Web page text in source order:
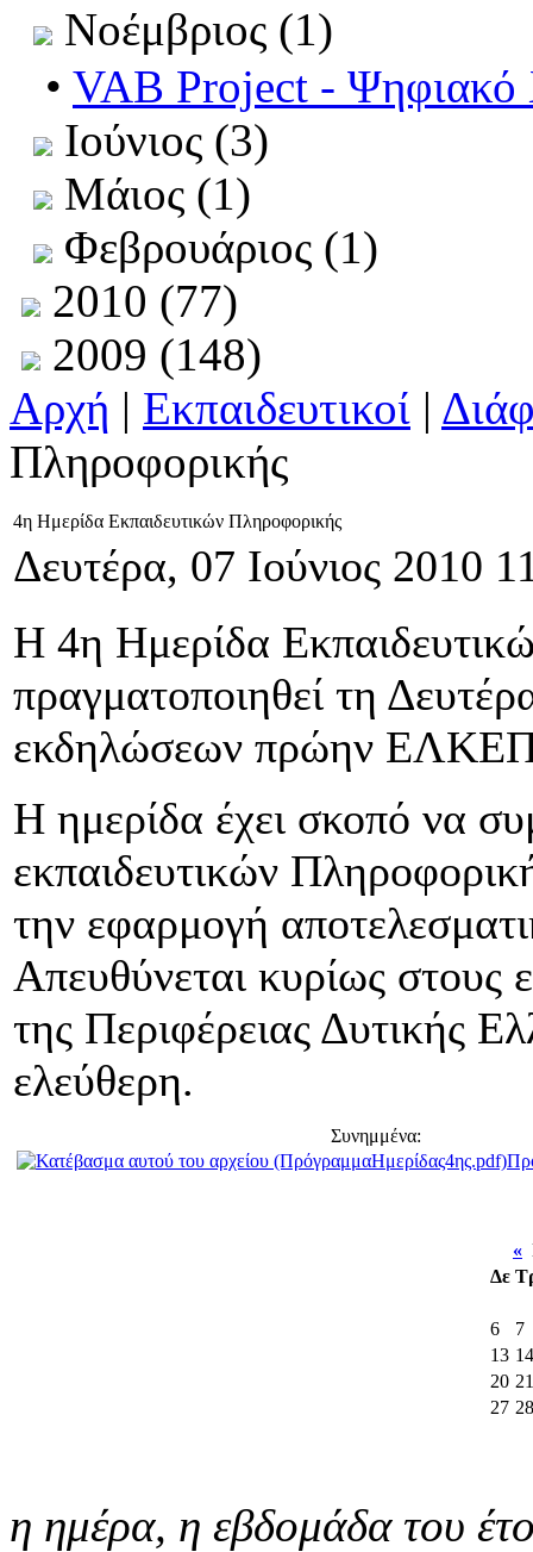
Νοέμβριος (1)
• VAB Project - Ψηφιακό
Ιούνιος (3)
Μάιος (1)
Φεβρουάριος (1)
2010 (77)
2009 (148)
Αρχή | Εκπαιδευτικοί |
Πληροφορικής
4η Ημερίδα Εκπαιδευτικών Πληροφορικής
Δευτέρα, 07 Ιούνιος 2010
Η 4η Ημερίδα
πραγματοποιηθεί τη
εκδηλώσεων πρώην
Η ημερίδα έχει σκοπό να
εκπαιδευτικών
την εφαρμογή
Απευθύνεται κυρίως στους
της Περιφέρειας Δυτικής
ελεύθερη.
Συνημμένα:
«
Δε
6
7
13 14
20 21
27 28
η ημέρα, η εβδομάδα του